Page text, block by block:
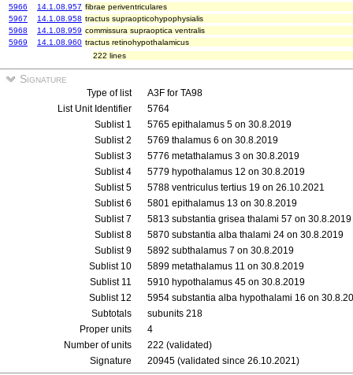
5966
14.1.08.957 fibrae periventriculares
5967
14.1.08.958 tractus supraopticohypophysialis
5968
14.1.08.959 commissura supraoptica ventralis
5969
14.1.08.960 tractus retinohypothalamicus
222 lines
Signature
Type of list
A3F for TA98
List Unit Identifier
5764
Sublist 1
5765 epithalamus 5 on 30.8.2019
Sublist 2
5769 thalamus 6 on 30.8.2019
Sublist 3
5776 metathalamus 3 on 30.8.2019
Sublist 4
5779 hypothalamus 12 on 30.8.2019
Sublist 5
5788 ventriculus tertius 19 on 26.10.2021
Sublist 6
5801 epithalamus 13 on 30.8.2019
Sublist 7
5813 substantia grisea thalami 57 on 30.8.2019
Sublist 8
5870 substantia alba thalami 24 on 30.8.2019
Sublist 9
5892 subthalamus 7 on 30.8.2019
Sublist 10
5899 metathalamus 11 on 30.8.2019
Sublist 11
5910 hypothalamus 45 on 30.8.2019
Sublist 12
5954 substantia alba hypothalami 16 on
Subtotals
subunits 218
Proper units
4
Number of units
222 (validated)
Signature
20945 (validated since 26.10.2021)